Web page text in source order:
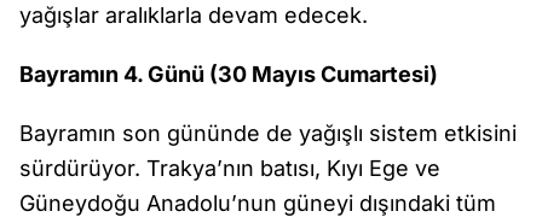
yağışlar aralıklarla devam edecek.
Bayramın 4. Günü (30 Mayıs Cumartesi)
Bayramın son gününde de yağışlı sistem etkisini
sürdürüyor. Trakya’nın batısı, Kıyı Ege ve
Güneydoğu Anadolu’nun güneyi dışındaki tüm